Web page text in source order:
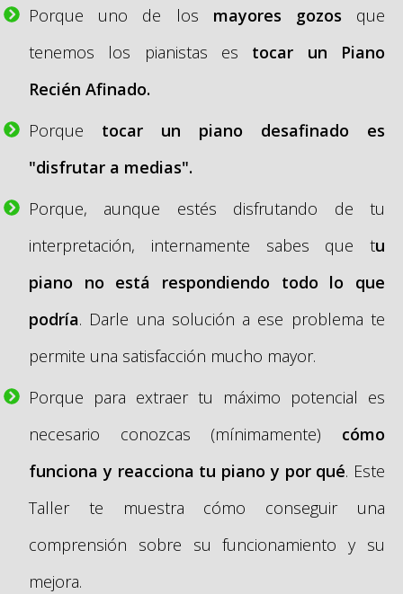
Porque uno de los mayores gozos que
tenemos los pianistas es tocar un Piano
Recién Afinado.
Porque tocar un piano desafinado es
"disfrutar a medias".
Porque, aunque estés disfrutando de tu
interpretación, internamente sabes que tu
piano no está respondiendo todo lo que
podría. Darle una solución a ese problema te
permite una satisfacción mucho mayor.
Porque para extraer tu máximo potencial es
necesario conozcas (mínimamente) cómo
funciona y reacciona tu piano y por qué. Este
Taller te muestra cómo conseguir una
comprensión sobre su funcionamiento y su
mejora.